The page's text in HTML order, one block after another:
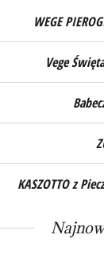
WEGE
Vege
KASZOTTO z